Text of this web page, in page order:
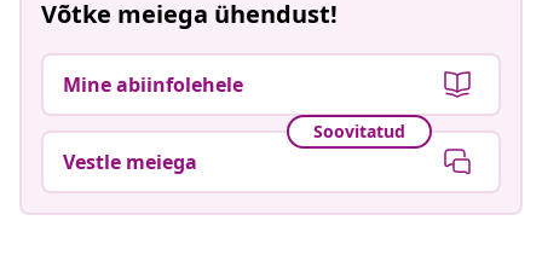
Võtke meiega ühendust!
Mine abiinfolehele
Soovitatud
Vestle meiega